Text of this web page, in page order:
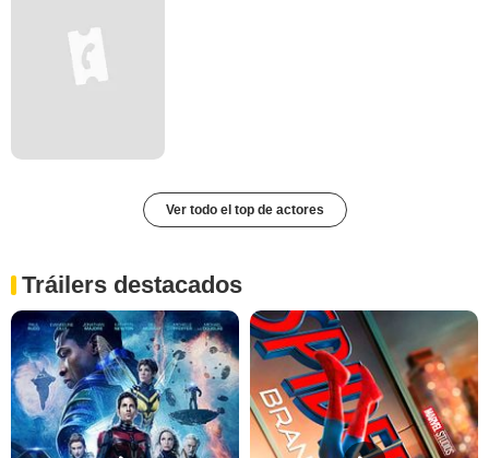
Ver todo el top de actores
Tráilers destacados